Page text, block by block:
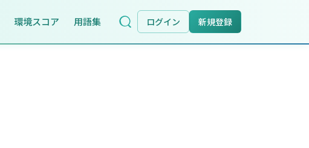
環境スコア 用語集 ログイン 新規登録